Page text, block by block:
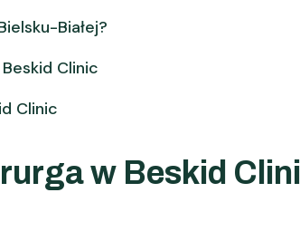
Białej?
Clinic
Clinic
w Beskid